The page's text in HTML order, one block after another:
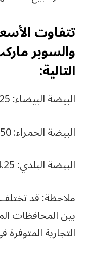
تتفاوت
والسوبر
التالية:
البيضة البيضاء: 4.25 جنيه.
البيضة الحمراء: 4,50 جنيه.
البيضة البلدي: 4.25 جنيه.
ملاحظة: قد
بين المحافظات
التجارية